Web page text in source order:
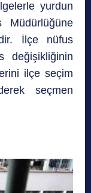
yurdun
Müdürlüğüne
İlçe nüfus
değişikliğinin
ilçe seçim
seçmen